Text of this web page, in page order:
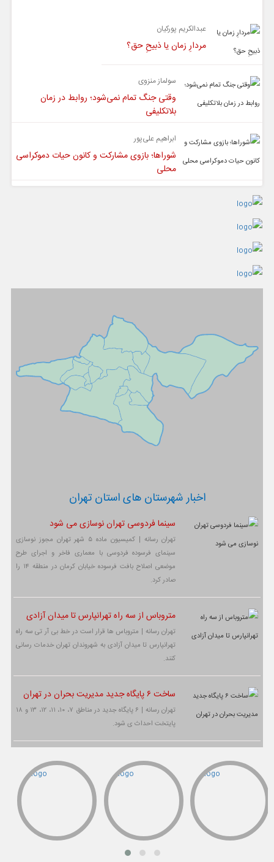
عبدالکریم پورکیان
مردارِ زمان یا ذبیحِ حق؟
سولماز منزوی
وقتی جنگ تمام نمی‌شود؛ روابط در زمان
بلاتکلیفی
ابراهیم علی‌پور
شوراها؛ بازوی مشارکت و کانون حیات دموکراسی
محلی
اخبار شهرستان های استان تهران
سینما فردوسی تهران نوسازی می شود
تهران رسانه | کمیسیون ماده ۵ شهر تهران مجوز نوسازی
سینمای فرسوده فردوسی با معماری فاخر و اجرای طرح
موضعی اصلاح بافت فرسوده خیابان کرمان در منطقه ۱۴ را
صادر کرد.
متروباس از سه راه تهرانپارس تا میدان آزادی
تهران رسانه | متروباس ها قرار است در خط بی آر تی سه راه
تهرانپارس تا میدان آزادی به شهروندان تهران خدمات رسانی
کنند.
ساخت ۶ پایگاه جدید مدیریت بحران در تهران
تهران رسانه | ۶ پایگاه جدید در مناطق ۷، ۱۰، ۱۱، ۱۲، ۱۳ و ۱۸
پایتخت احداث ی شود.